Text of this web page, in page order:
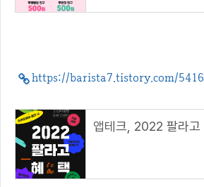
https://barista7.tistory.com/5416